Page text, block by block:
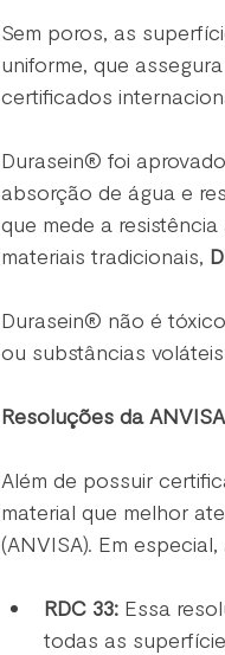
Sem poros, as
uniforme, que
certificados
Durasein® foi
absorção de água e
que mede a
materiais tradicionais,
Durasein® não é
ou substâncias
Resoluções da ANVISA
Além de possuir
material que melhor
(ANVISA). Em
RDC 33: Essa
todas as